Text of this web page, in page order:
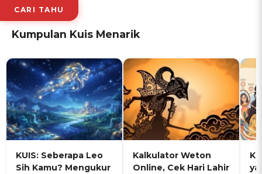
CARI TAHU
Kumpulan Kuis Menarik
KUIS: Seberapa Leo
Sih Kamu? Mengukur
Kalkulator Weton
Online, Cek Hari Lahir